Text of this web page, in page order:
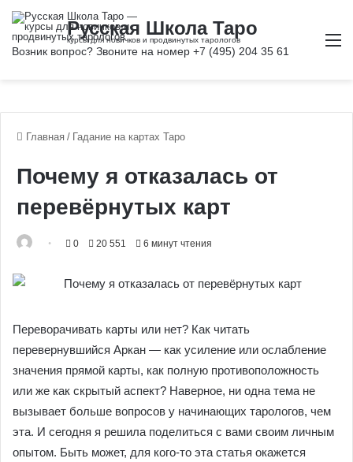
Главная / Гадание на картах Таро
Почему я отказалась от
перевёрнутых карт
0 20 551 6 минут чтения
Переворачивать карты или нет? Как читать
перевернувшийся Аркан — как усиление или ослабление
значения прямой карты, как полную противоположность
или же как скрытый аспект? Наверное, ни одна тема не
вызывает больше вопросов у начинающих тарологов, чем
эта. И сегодня я решила поделиться с вами своим личным
опытом. Быть может, для кого-то эта статья окажется